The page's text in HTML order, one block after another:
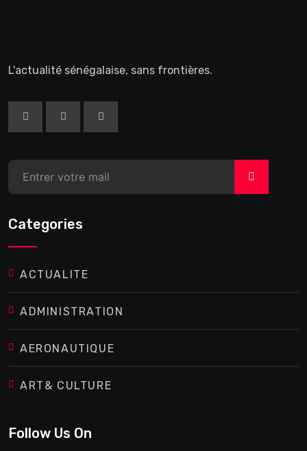
L'actualité sénégalaise, sans frontières.
>
Categories
ACTUALITE
ADMINISTRATION
AERONAUTIQUE
ART& CULTURE
Follow Us On